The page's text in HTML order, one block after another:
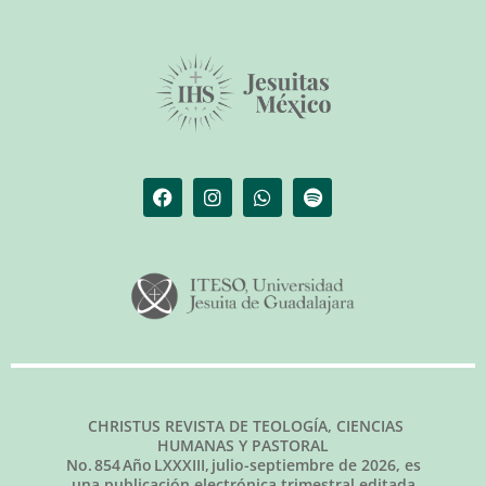
CHRISTUS REVISTA DE TEOLOGÍA, CIENCIAS
HUMANAS Y PASTORAL
No.854Año LXXXIII, julio-septiembre de 2026, es